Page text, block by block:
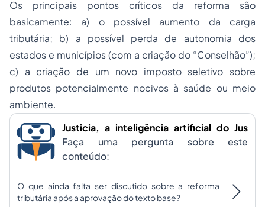
Os principais pontos críticos da reforma são
basicamente: a) o possível aumento da carga
tributária; b) a possível perda de autonomia dos
estados e municípios (com a criação do “Conselhão”);
c) a criação de um novo imposto seletivo sobre
produtos potencialmente nocivos à saúde ou meio
ambiente.
Justicia, a inteligência artificial do Jus
Faça uma pergunta sobre este
conteúdo:
O que ainda falta ser discutido sobre a reforma
tributária após a aprovação do texto base?